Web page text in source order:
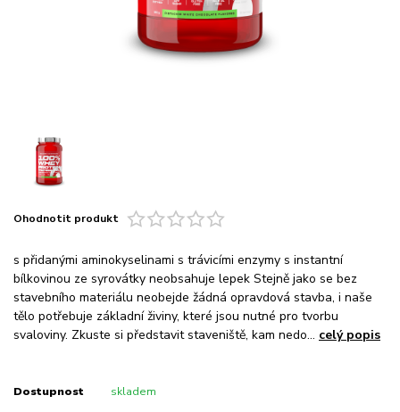
Ohodnotit produkt
s přidanými aminokyselinami s trávicími enzymy s instantní
bílkovinou ze syrovátky neobsahuje lepek Stejně jako se bez
stavebního materiálu neobejde žádná opravdová stavba, i naše
tělo potřebuje základní živiny, které jsou nutné pro tvorbu
svaloviny. Zkuste si představit staveniště, kam nedo... celý popis
Dostupnost skladem